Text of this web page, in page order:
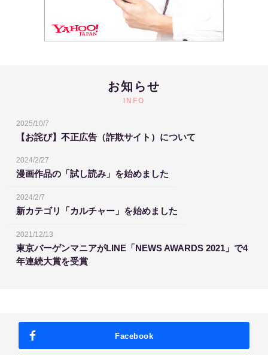
お知らせ
INFO
2025/10/7
【お詫び】不正広告（詐欺サイト）について
2024/2/27
漫画作品の「試し読み」を始めました
2024/2/7
新カテゴリ「カルチャー」を始めました
2021/12/13
東京バーゲンマニアがLINE「NEWS AWARDS 2021」で4
年連続大賞を受賞
Facebook